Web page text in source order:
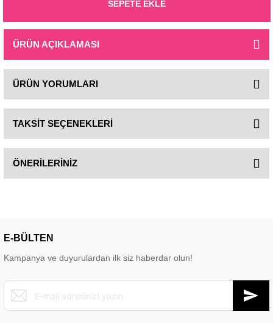
SEPETE EKLE
ÜRÜN AÇIKLAMASI
ÜRÜN YORUMLARI
TAKSİT SEÇENEKLERİ
ÖNERİLERİNİZ
E-BÜLTEN
Kampanya ve duyurulardan ilk siz haberdar olun!